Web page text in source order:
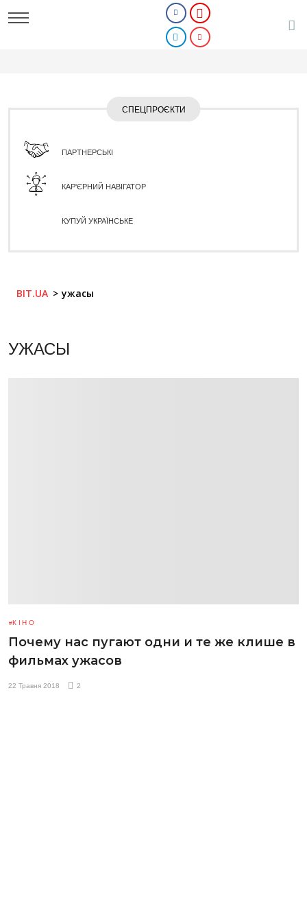
СПЕЦПРОЄКТИ
ПАРТНЕРСЬКІ
КАР'ЄРНИЙ НАВІГАТОР
КУПУЙ УКРАЇНСЬКЕ
BIT.UA ужасы
УЖАСЫ
КІНО
Почему нас пугают одни и те же клише в
фильмах ужасов
22 Травня 2018 2